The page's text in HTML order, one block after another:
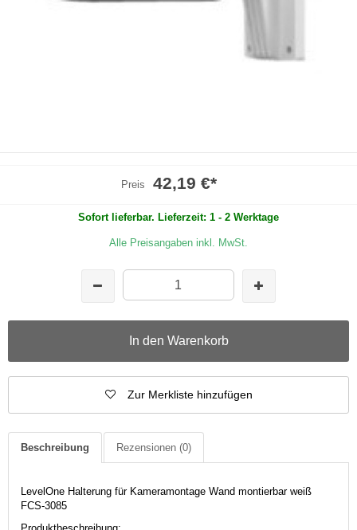
Preis 42,19 €*
Sofort lieferbar. Lieferzeit: 1 - 2 Werktage
Alle Preisangaben inkl. MwSt.
In den Warenkorb
Zur Merkliste hinzufügen
Beschreibung Rezensionen (0)
LevelOne Halterung für Kameramontage Wand montierbar weiß
FCS-3085
Produktbeschreibung: